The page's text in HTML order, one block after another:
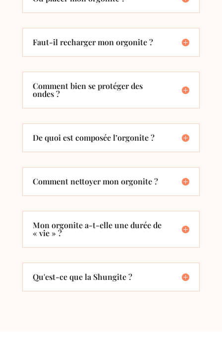
Faut-il recharger mon orgonite ?
Comment bien se protéger des
ondes ?
De quoi est composée l’orgonite ?
Comment nettoyer mon orgonite ?
Mon orgonite a-t-elle une durée de
« vie » ?
Qu'est-ce que la Shungite ?